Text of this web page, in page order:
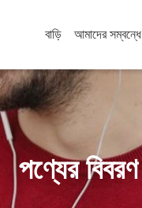
বাড়ি আমাদের সম্বন্ধে
পণ্যের বিবরণ